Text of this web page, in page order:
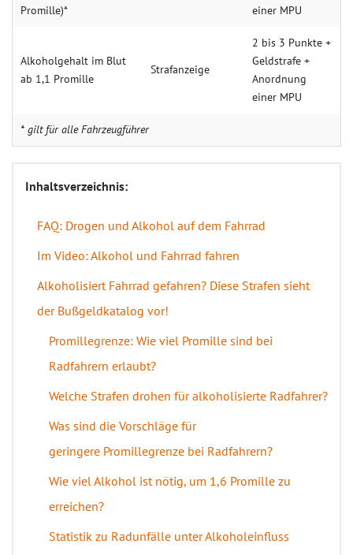
Promille)*
einer MPU
Alkohol­gehalt im Blut
ab 1,1 Promille
Strafanzeige
2 bis 3 Punkte +
Geldstrafe +
Anordnung
einer MPU
* gilt für alle Fahrzeugführer
Inhaltsverzeichnis:
FAQ: Drogen und Alkohol auf dem Fahrrad
Im Video: Alkohol und Fahrrad fahren
Alkoholisiert Fahrrad gefahren? Diese Strafen sieht
der Bußgeldkatalog vor!
Promillegrenze: Wie viel Promille sind bei
Radfahrern erlaubt?
Welche Strafen drohen für alkoholisierte Radfahrer?
Was sind die Vorschläge für
geringere Promillegrenze bei Radfahrern?
Wie viel Alkohol ist nötig, um 1,6 Promille zu
erreichen?
Statistik zu Radunfälle unter Alkoholeinfluss